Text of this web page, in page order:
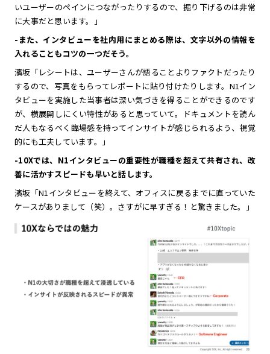
いユーザーのペインにつながったりするので、掘り下げるのは非常
に大事だと思います。」
-また、インタビューを社内用にまとめる際は、文字以外の情報を
入れることもコツの一つだそう。
濱坂「レシートは、ユーザーさんが語ることよりファクトだったり
するので、写真をもらってレポートに貼り付けたりします。N1イン
タビューを実施した当事者は深い気づきを得ることができるのです
が、横展開しにくい特性があると思っていて。ドキュメントを読ん
だ人もなるべく臨場感を持ってインサイトが感じられるよう、視覚
的にも工夫しています。」
-10Xでは、N1インタビューの重要性が職種を超えて共有され、改
善に活かすスピードも早いと話します。
濱坂「N1インタビューを終えて、オフィスに戻るまでに直っていた
ケースがありまして（笑）。さすがに早すぎる！と驚きました。」